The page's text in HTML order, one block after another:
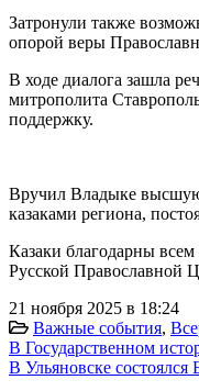
Затронули также
опорой веры
В ходе диалога зашла
митрополита
поддержку.
Вручил Владыке высшую
казаками региона,
Казаки благодарны
Русской Православной
21 ноября 2025 в 18:24
Важные события,
В Государственном
В Ульяновске состоялся